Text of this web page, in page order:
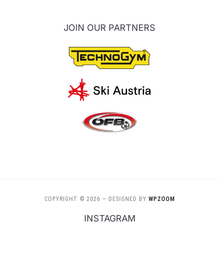
JOIN OUR PARTNERS
COPYRIGHT © 2026 — DESIGNED BY WPZOOM
INSTAGRAM